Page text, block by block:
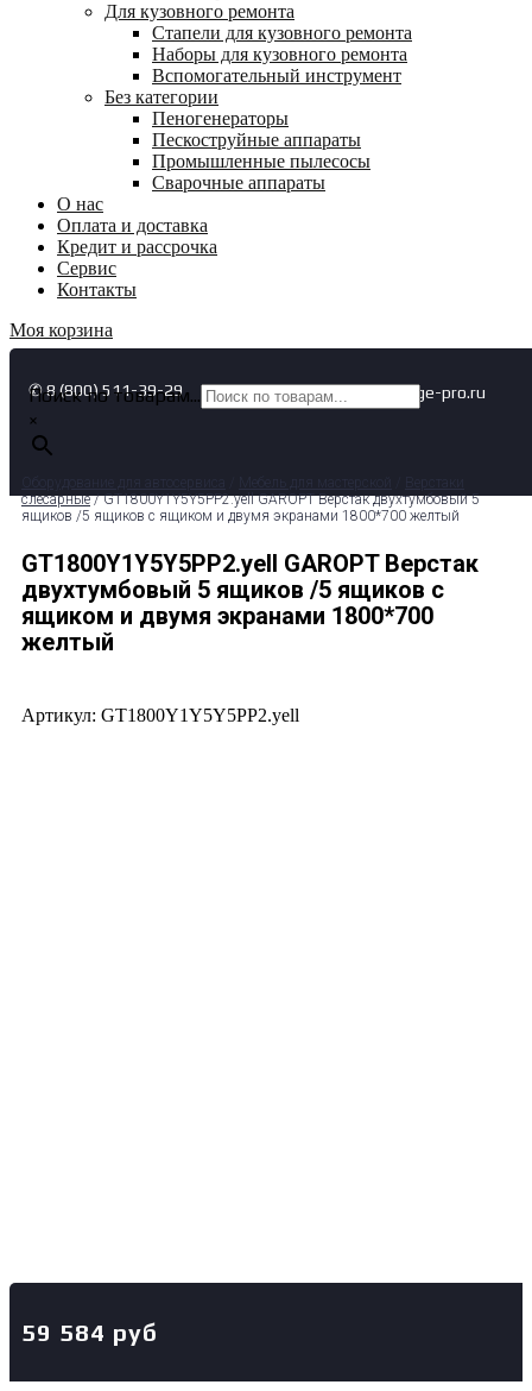
Для кузовного ремонта
Стапели для кузовного ремонта
Наборы для кузовного ремонта
Вспомогательный инструмент
Без категории
Пеногенераторы
Пескоструйные аппараты
Промышленные пылесосы
Сварочные аппараты
О нас
Оплата и доставка
Кредит и рассрочка
Сервис
Контакты
Моя корзина
✆ 8 (800) 511-39-29 ✉ info@garage-pro.ru
Поиск по товарам...
×
слесарные/ GT1800Y1Y5Y5PP2.yell GAROPT Верстак двухтумбовый 5
ящиков /5 ящиков с ящиком и двумя экранами 1800*700 желтый
GT1800Y1Y5Y5PP2.yell GAROPT Верстак
двухтумбовый 5 ящиков /5 ящиков с
ящиком и двумя экранами 1800*700
желтый
Артикул: GT1800Y1Y5Y5PP2.yell
59 584 руб